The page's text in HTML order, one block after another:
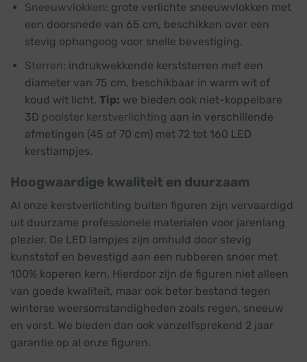
Sneeuwvlokken: grote verlichte sneeuwvlokken met
een doorsnede van 65 cm, beschikken over een
stevig ophangoog voor snelle bevestiging.
Sterren: indrukwekkende kerststerren met een
diameter van 75 cm, beschikbaar in warm wit of
koud wit licht. Tip: we bieden ook niet-koppelbare
3D poolster kerstverlichting aan in verschillende
afmetingen (45 of 70 cm) met 72 tot 160 LED
kerstlampjes.
Hoogwaardige kwaliteit en duurzaam
Al onze kerstverlichting buiten figuren zijn vervaardigd
uit duurzame professionele materialen voor jarenlang
plezier. De LED lampjes zijn omhuld door stevig
kunststof en bevestigd aan een rubberen snoer met
100% koperen kern. Hierdoor zijn de figuren niet alleen
van goede kwaliteit, maar ook beter bestand tegen
winterse weersomstandigheden zoals regen, sneeuw
en vorst. We bieden dan ook vanzelfsprekend 2 jaar
garantie op al onze figuren.